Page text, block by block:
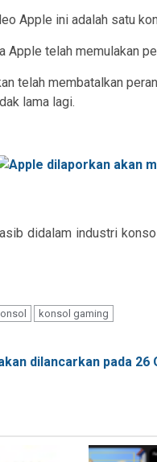
Apple ini adalah satu
Apple telah memulakan
telah membatalkan
lama lagi.
didalam industri
konsol gaming
dilancarkan pada 26